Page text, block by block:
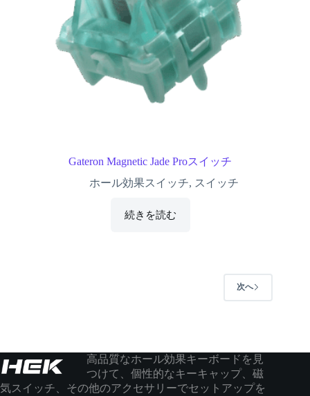
Gateron Magnetic Jade Proスイッチ
ホール効果スイッチ, スイッチ
続きを読む
次へ
高品質なホール効果キーボードを見
つけて、個性的なキーキャップ、磁
気スイッチ、その他のアクセサリーでセットアップを